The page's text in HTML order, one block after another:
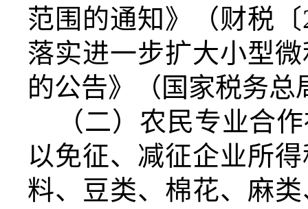
范围的通知》（财税
落实进一步扩大小型
的公告》（国家税务总
（二）农民专业合
以免征、减征企业所
料、豆类、棉花、麻